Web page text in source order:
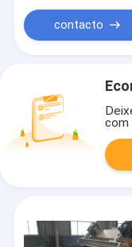
contacto
com